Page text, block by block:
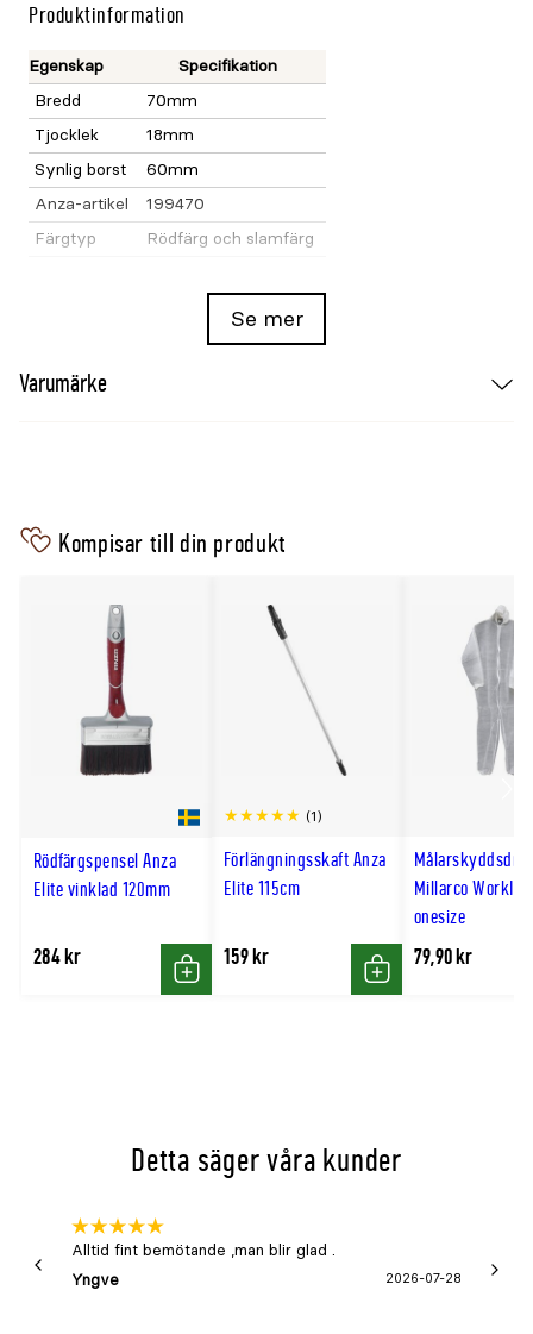
Produktinformation
Egenskap
Specifikation
Bredd
70mm
Tjocklek
18mm
Synlig borst
60mm
Anza-artikel
199470
Färgtyp
Rödfärg och slamfärg
Se mer
Varumärke
Kompisar till din produkt
Rödfärgspensel Anza
Elite vinklad 120mm
284 kr
Köp
Förlängningsskaft Anza
Elite 115cm
(1)
159 kr
Köp
Millarco WorkIT
onesize
79,90 kr
Detta säger våra kunder
Alltid fint bemötande ,man blir glad .
Yngve
2026-07-28